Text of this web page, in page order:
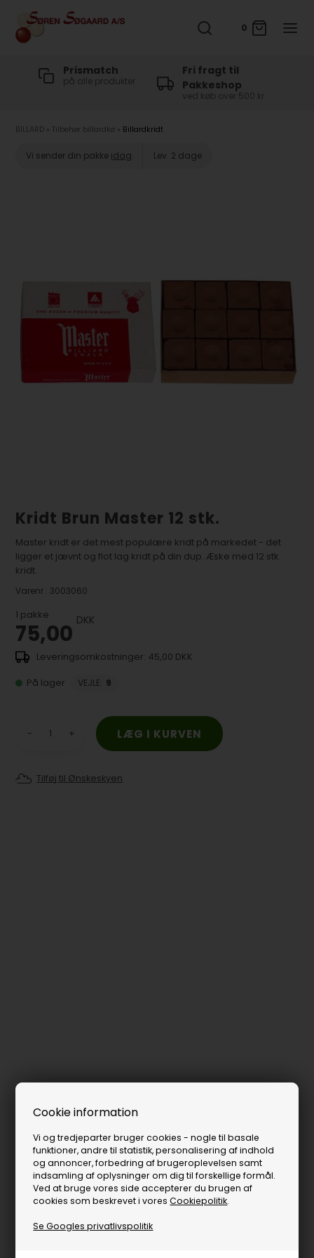
Cookie information
Vi og tredjeparter bruger cookies - nogle til basale
funktioner, andre til statistik, personalisering af indhold
og annoncer, forbedring af brugeroplevelsen samt
indsamling af oplysninger om dig til forskellige formål.
Ved at bruge vores side accepterer du brugen af
cookies som beskrevet i voresCookiepolitik.
Se Googles privatlivspolitik
0
Prismatch
på alle produkter
Fri fragt til
Pakkeshop
ved køb over 500 kr
BILLARD Tilbehør billardkø Billardkridt
Vi sender din pakke idag Lev. 2 dage
Kridt Brun Master 12 stk.
Master kridt er det mest populære kridt på markedet - det
ligger et jævnt og flot lag kridt på din dup. Æske med 12 stk.
kridt.
Varenr.: 3003060
1 pakke
75,00 DKK
45,00 DKK
På lager
VEJLE: 9
- +
Tilføj til Ønskeskyen